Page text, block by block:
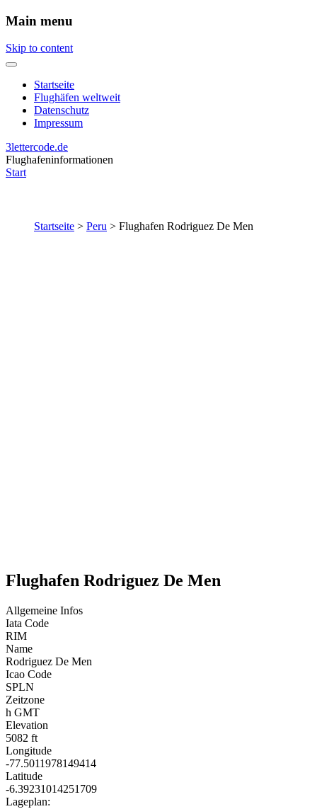
Main menu
Skip to content
Startseite
Flughäfen weltweit
Datenschutz
Impressum
3lettercode.de
Flughafeninformationen
Start
Startseite > Peru > Flughafen Rodriguez De Men
Flughafen Rodriguez De Men
Allgemeine Infos
Iata Code
RIM
Name
Rodriguez De Men
Icao Code
SPLN
Zeitzone
h GMT
Elevation
5082 ft
Longitude
-77.5011978149414
Latitude
-6.39231014251709
Lageplan: